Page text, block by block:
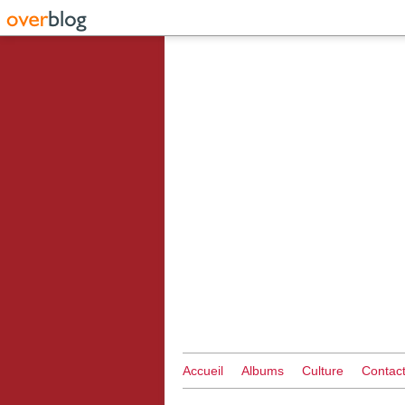
Accueil Albums Culture Contact